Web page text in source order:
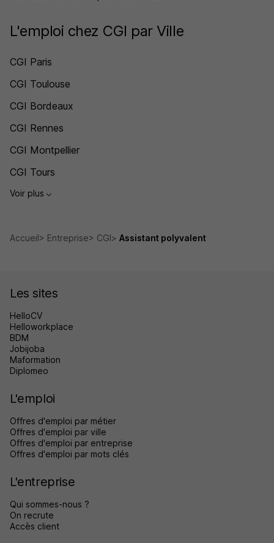
L'emploi chez CGI par Ville
CGI Paris
CGI Toulouse
CGI Bordeaux
CGI Rennes
CGI Montpellier
CGI Tours
Voir plus
Accueil Entreprise CGI Assistant polyvalent
Les sites
HelloCV
Helloworkplace
BDM
Jobijoba
Maformation
Diplomeo
L'emploi
Offres d'emploi par métier
Offres d'emploi par ville
Offres d'emploi par entreprise
Offres d'emploi par mots clés
L'entreprise
Qui sommes-nous ?
On recrute
Accès client